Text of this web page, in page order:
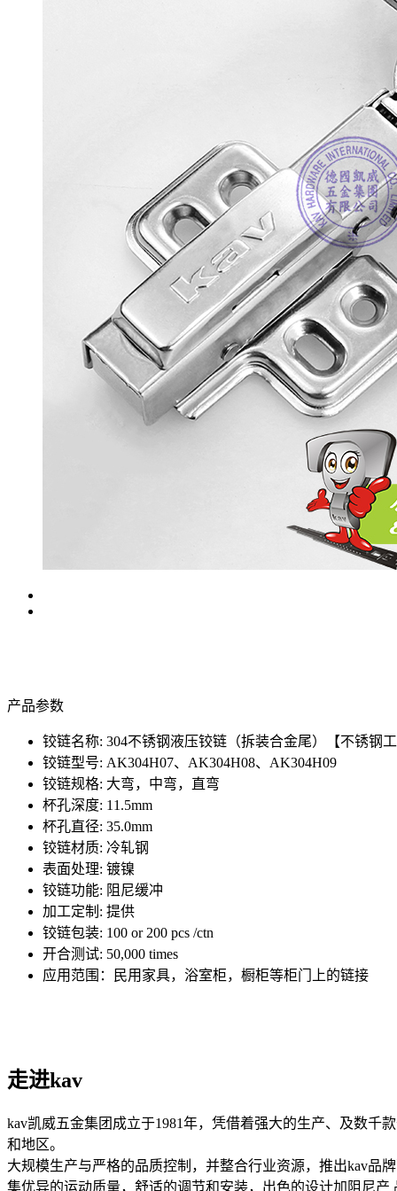
产品参数
铰链名称: 304不锈钢液压铰链（拆装合金尾）【不锈钢
铰链型号: AK304H07、AK304H08、AK304H09
铰链规格: 大弯，中弯，直弯
杯孔深度: 11.5mm
杯孔直径: 35.0mm
铰链材质: 冷轧钢
表面处理: 镀镍
铰链功能: 阻尼缓冲
加工定制: 提供
铰链包装: 100 or 200 pcs /ctn
开合测试: 50,000 times
应用范围：民用家具，浴室柜，橱柜等柜门上的链接
走进kav
kav凯威五金集团成立于1981年，凭借着强大的生产、及数千
和地区。
大规模生产与严格的品质控制，并整合行业资源，推出kav品
集优异的运动质量，舒适的调节和安装，出色的设计加阻尼